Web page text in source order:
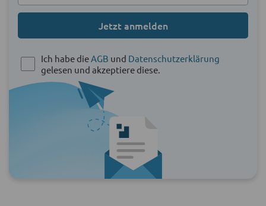
Jetzt anmelden
Ich habe die AGB und Datenschutzerklärung
gelesen und akzeptiere diese.